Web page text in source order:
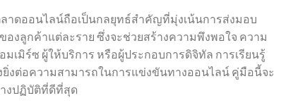
าดออนไลน์ถือเป็นกลยุทธ์สำคัญที่มุ่งเน้นการส่งมอบ
งลูกค้าแต่ละราย ซึ่งจะช่วยสร้างความพึงพอใจ ความ
มิร์ซ ผู้ให้บริการ หรือผู้ประกอบการดิจิทัล การเรียนรู้
งต่อความสามารถในการแข่งขันทางออนไลน์ คู่มือนี้จะ
งปฏิบัติที่ดีที่สุด